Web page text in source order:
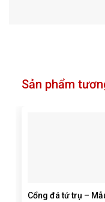
Sản phẩm
Cổng đá tứ trụ –